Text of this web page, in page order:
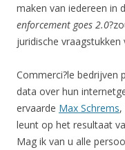
maken van iedereen in
enforcement goes 2.0
juridische vraagstukken
Commerci?le bedrijven
data over hun
ervaarde Max Schrems,
leunt op het resultaat
Mag ik van u alle